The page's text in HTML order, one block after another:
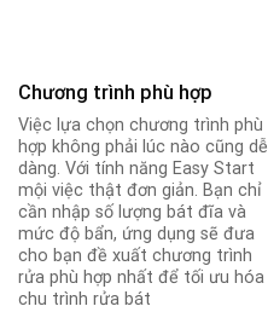
Chương trình phù hợp
Việc lựa chọn chương trình phù
hợp không phải lúc nào cũng dễ
dàng. Với tính năng Easy Start
mội việc thật đơn giản. Bạn chỉ
cần nhập số lượng bát đĩa và
mức độ bẩn, ứng dụng sẽ đưa
cho bạn đề xuất chương trình
rửa phù hợp nhất để tối ưu hóa
chu trình rửa bát